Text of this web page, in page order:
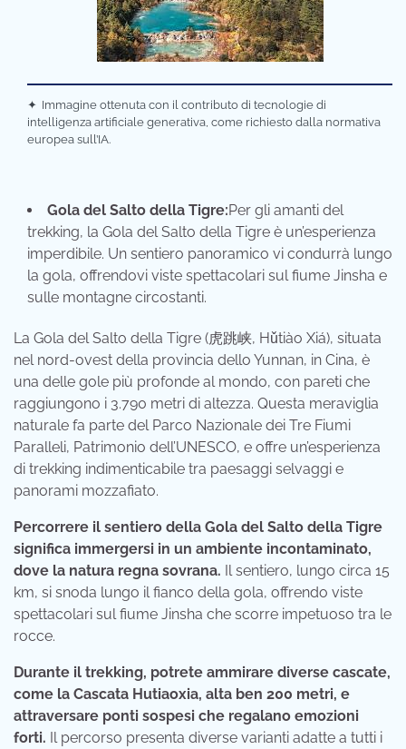
✦ Immagine ottenuta con il contributo di tecnologie di
intelligenza artificiale generativa, come richiesto dalla normativa
europea sull’IA.
Gola del Salto della Tigre:Per gli amanti del
trekking, la Gola del Salto della Tigre è un’esperienza
imperdibile. Un sentiero panoramico vi condurrà lungo
la gola, offrendovi viste spettacolari sul fiume Jinsha e
sulle montagne circostanti.
La Gola del Salto della Tigre (虎跳峡, Hǔtiào Xiá), situata
nel nord-ovest della provincia dello Yunnan, in Cina, è
una delle gole più profonde al mondo, con pareti che
raggiungono i 3.790 metri di altezza. Questa meraviglia
naturale fa parte del Parco Nazionale dei Tre Fiumi
Paralleli, Patrimonio dell’UNESCO, e offre un’esperienza
di trekking indimenticabile tra paesaggi selvaggi e
panorami mozzafiato.
Percorrere il sentiero della Gola del Salto della Tigre
significa immergersi in un ambiente incontaminato,
dove la natura regna sovrana. Il sentiero, lungo circa 15
km, si snoda lungo il fianco della gola, offrendo viste
spettacolari sul fiume Jinsha che scorre impetuoso tra le
rocce.
Durante il trekking, potrete ammirare diverse cascate,
come la Cascata Hutiaoxia, alta ben 200 metri, e
attraversare ponti sospesi che regalano emozioni
forti. Il percorso presenta diverse varianti adatte a tutti i